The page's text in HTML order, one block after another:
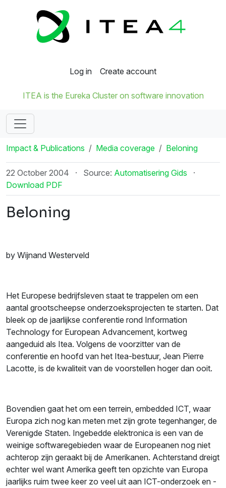
Log in Create account
ITEA is the Eureka Cluster on software innovation
Impact & Publications Media coverage Beloning
22 October 2004 · Source: Automatisering Gids
·
Download PDF
Beloning
by Wijnand Westerveld
Het Europese bedrijfsleven staat te trappelen om een
aantal grootscheepse onderzoeksprojecten te starten. Dat
bleek op de jaarlijkse conferentie rond Information
Technology for European Advancement, kortweg
aangeduid als Itea. Volgens de voorzitter van de
conferentie en hoofd van het Itea-bestuur, Jean Pierre
Lacotte, is de kwaliteit van de voorstellen hoger dan ooit.
Bovendien gaat het om een terrein, embedded ICT, waar
Europa zich nog kan meten met zijn grote tegenhanger, de
Verenigde Staten. Ingebedde elektronica is een van de
weinige softwaregebieden waar de Europeanen nog niet
achterop zijn geraakt bij de Amerikanen. Achterstand dreigt
echter wel want Amerika geeft ten opzichte van Europa
jaarlijks ruim twee keer zo veel uit aan ICT-onderzoek en -